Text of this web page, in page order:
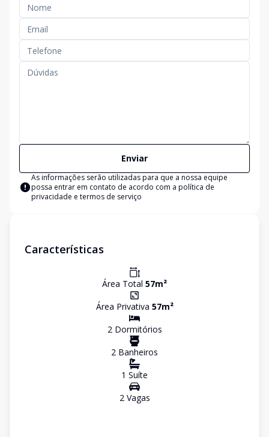
Enviar
As informações serão utilizadas para que a nossa equipe
possa entrar em contato de acordo com a política de
privacidade e termos de serviço
Características
Área Total 57m²
Área Privativa 57m²
2Dormitórios
2 Banheiros
1 Suíte
2Vagas